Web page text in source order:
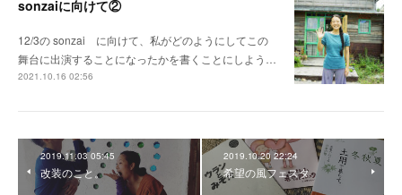
sonzaiに向けて②
12/3の sonzai に向けて、私がどのようにしてこの
舞台に出演することになったかを書くことにしよう…
2021.10.16 02:56
2019.11.03 05:45
改装のこと。
2019.10.20 22:24
希望の風フェスタ